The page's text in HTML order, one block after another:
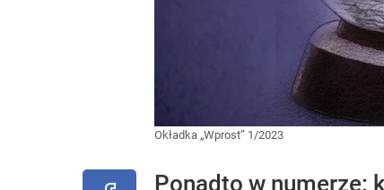
Okładka „Wprost” 1/2023
Ponadto w numerze: